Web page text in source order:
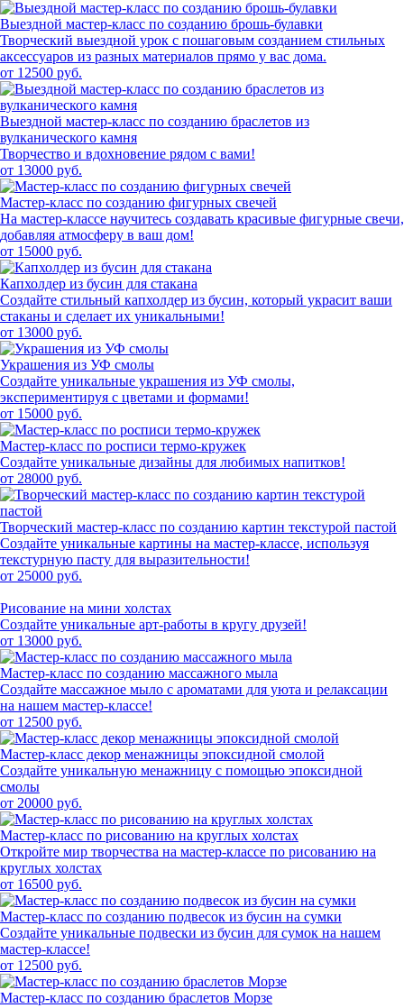
Выездной мастер-класс по созданию брошь-булавки
Творческий выездной урок с пошаговым созданием стильных
аксессуаров из разных материалов прямо у вас дома.
от 12500 руб.
Выездной мастер-класс по созданию браслетов из
вулканического камня
Творчество и вдохновение рядом с вами!
от 13000 руб.
Мастер-класс по созданию фигурных свечей
На мастер-классе научитесь создавать красивые фигурные свечи,
добавляя атмосферу в ваш дом!
от 15000 руб.
Капхолдер из бусин для стакана
Создайте стильный капхолдер из бусин, который украсит ваши
стаканы и сделает их уникальными!
от 13000 руб.
Украшения из УФ смолы
Создайте уникальные украшения из УФ смолы,
экспериментируя с цветами и формами!
от 15000 руб.
Мастер-класс по росписи термо-кружек
Создайте уникальные дизайны для любимых напитков!
от 28000 руб.
Творческий мастер-класс по созданию картин текстурой пастой
Создайте уникальные картины на мастер-классе, используя
текстурную пасту для выразительности!
от 25000 руб.
Рисование на мини холстах
Создайте уникальные арт-работы в кругу друзей!
от 13000 руб.
Мастер-класс по созданию массажного мыла
Создайте массажное мыло с ароматами для уюта и релаксации
на нашем мастер-классе!
от 12500 руб.
Мастер-класс декор менажницы эпоксидной смолой
Создайте уникальную менажницу с помощью эпоксидной
смолы
от 20000 руб.
Мастер-класс по рисованию на круглых холстах
Откройте мир творчества на мастер-классе по рисованию на
круглых холстах
от 16500 руб.
Мастер-класс по созданию подвесок из бусин на сумки
Создайте уникальные подвески из бусин для сумок на нашем
мастер-классе!
от 12500 руб.
Мастер-класс по созданию браслетов Морзе